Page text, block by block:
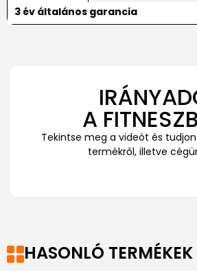
3 év általános garancia
A
Tekintse meg a videót és
termékről, illetve
HASONLÓ TERMÉKEK